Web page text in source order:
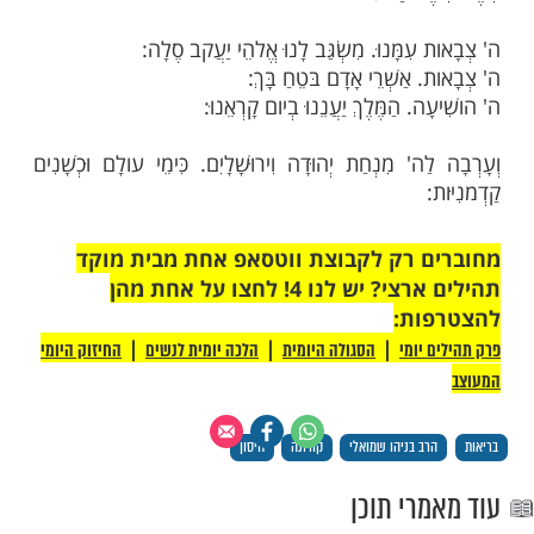
דְּבַשׁ פְּסָלָהּ.
מִכָּל סַמֲּמָנֶיהָ חַיָּב מִיתָה:
בֶּן גַּמְלִיאֵל אומֵר: הַצֳּרִי אֵינו אֶלָּא שְׁרָף הַנּוטֵף
בּורִית כַּרְשִׁינָא לְמָה הִיא בָאָה כְּדֵי לְשַׁפּות
כְּדֵי שֶׁתְּהֵא נָאָה. יֵין קַפְרִיסִין לְמָה הוּא בָא
בּו אֶת הַצִּפּורֶן כְּדֵי שֶׁתְּהֵא עַזָּה. וַהֲלא מֵי רַגְלַיִם
שֶׁאֵין מַכְנִיסִין מֵי רַגְלַיִם בַּמִּקְדָּשׁ מִפְּנֵי הַכָּבוד:
נָתָן אומֵר: כְּשֶׁהוּא שׁוחֵק אומֵר הָדֵק הֵיטֵב. הֵיטֵב
שֶׁהַקּול יָפֶה לַבְּשָׂמִים. פִּטְּמָה לַחֲצָאִין כְּשֵׁרָה.
לא שָׁמַעְנוּ. אָמַר רִבִּי יְהוּדָה זֶה הַכְּלָל אִם
לַחֲצָאִין. וְאִם חִסֵּר אַחַת מִכָּל סַמֲּמָנֶיהָ חַיָּב